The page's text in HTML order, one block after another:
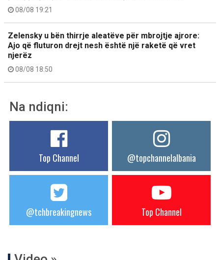
08/08 19:21
Zelensky u bën thirrje aleatëve për mbrojtje ajrore:
Ajo që fluturon drejt nesh është një raketë që vret
njerëz
08/08 18:50
Na ndiqni:
Top Channel @topchannelalbania
@tchbreakingnews Top Channel